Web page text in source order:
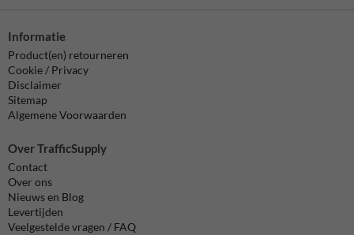
Informatie
Product(en) retourneren
Cookie / Privacy
Disclaimer
Sitemap
Algemene Voorwaarden
Over TrafficSupply
Contact
Over ons
Nieuws en Blog
Levertijden
Veelgestelde vragen / FAQ